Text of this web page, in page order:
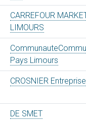
CARREFOUR
LIMOURS
Pays Limours
CROSNIER Entreprise
DE SMET